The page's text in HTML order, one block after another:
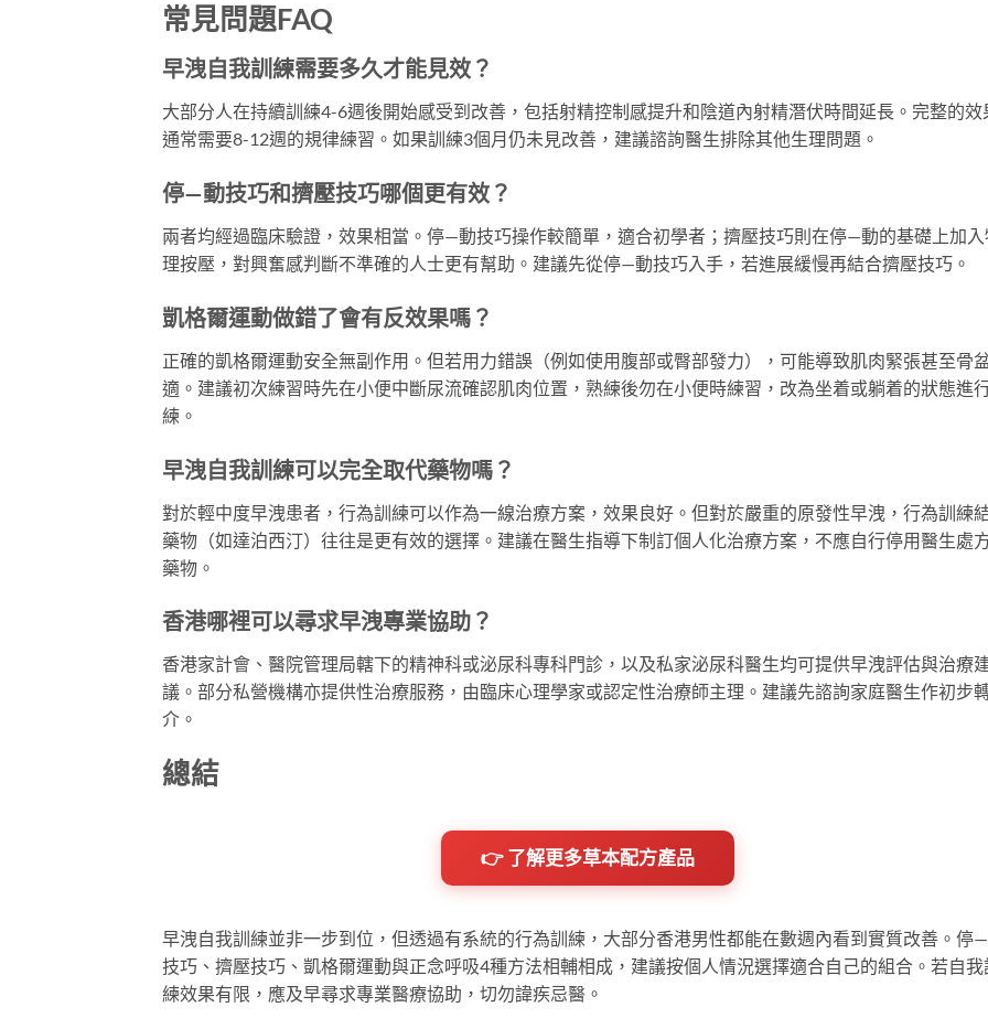
常見問題FAQ
早洩自我訓練需要多久才能見效？
大部分人在持續訓練4-6週後開始感受到改善，包括射精控制感提升和陰道內射精潛伏時間延長。完整的效
通常需要8-12週的規律練習。如果訓練3個月仍未見改善，建議諮詢醫生排除其他生理問題。
停—動技巧和擠壓技巧哪個更有效？
兩者均經過臨床驗證，效果相當。停—動技巧操作較簡單，適合初學者；擠壓技巧則在停—動的基礎上加
理按壓，對興奮感判斷不準確的人士更有幫助。建議先從停—動技巧入手，若進展緩慢再結合擠壓技巧。
凱格爾運動做錯了會有反效果嗎？
正確的凱格爾運動安全無副作用。但若用力錯誤（例如使用腹部或臀部發力），可能導致肌肉緊張甚至骨
適。建議初次練習時先在小便中斷尿流確認肌肉位置，熟練後勿在小便時練習，改為坐着或躺着的狀態進
練。
早洩自我訓練可以完全取代藥物嗎？
對於輕中度早洩患者，行為訓練可以作為一線治療方案，效果良好。但對於嚴重的原發性早洩，行為訓練
藥物（如達泊西汀）往往是更有效的選擇。建議在醫生指導下制訂個人化治療方案，不應自行停用醫生處
藥物。
香港哪裡可以尋求早洩專業協助？
香港家計會、醫院管理局轄下的精神科或泌尿科專科門診，以及私家泌尿科醫生均可提供早洩評估與治療
議。部分私營機構亦提供性治療服務，由臨床心理學家或認定性治療師主理。建議先諮詢家庭醫生作初步
介。
總結
👉 了解更多草本配方產品
早洩自我訓練並非一步到位，但透過有系統的行為訓練，大部分香港男性都能在數週內看到實質改善。停
技巧、擠壓技巧、凱格爾運動與正念呼吸4種方法相輔相成，建議按個人情況選擇適合自己的組合。若自我
練效果有限，應及早尋求專業醫療協助，切勿諱疾忌醫。